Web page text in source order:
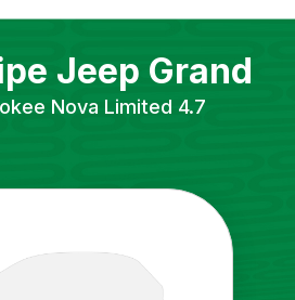
Jeep Grand
Nova Limited 4.7